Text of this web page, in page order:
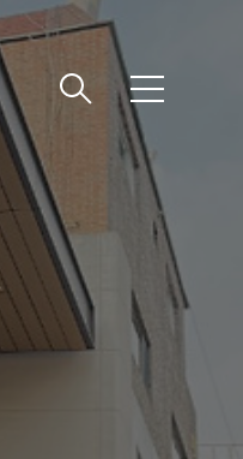
메